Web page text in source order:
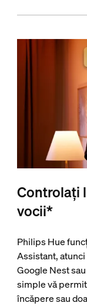
Controlați
vocii*
Philips Hue
Assistant,
Google Nest
simple vă
încăpere sau